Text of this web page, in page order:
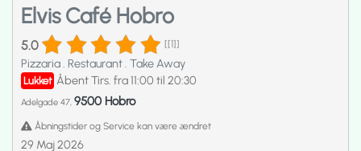
Elvis Café Hobro
5.0 [[1]]
Pizzaria. Restaurant. Take Away
Lukket Åbent Tirs. fra 11:00 til 20:30
Adelgade 47, 9500 Hobro
Åbningstider og Service kan være ændret
29 Maj 2026